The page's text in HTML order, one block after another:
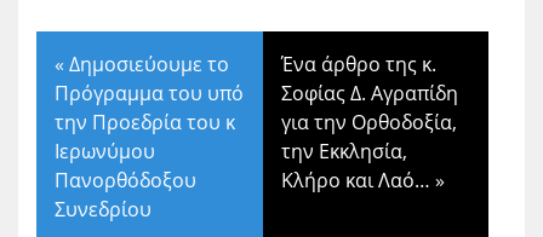
« Δημοσιεύουμε το
Πρόγραμμα του υπό
την Προεδρία του κ
Ιερωνύμου
Πανορθόδοξου
Συνεδρίου
Ένα άρθρο της κ.
Σοφίας Δ. Αγραπίδη
για την Ορθοδοξία,
την Εκκλησία,
Κλήρο και Λαό… »